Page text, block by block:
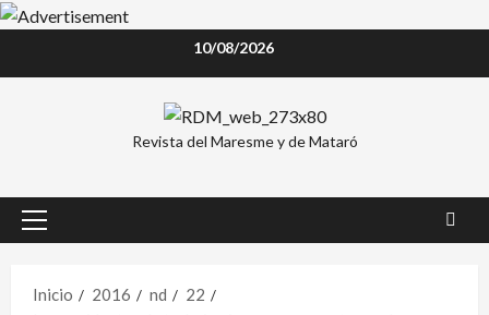
10/08/2026
Revista del Maresme y de Mataró
Menú
Inicio
2016 nd
22